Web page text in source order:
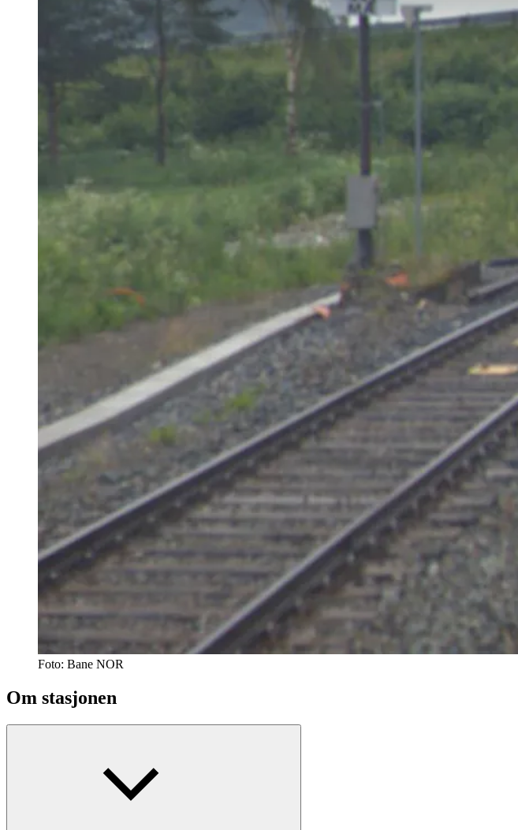
Foto: Bane NOR
Om stasjonen